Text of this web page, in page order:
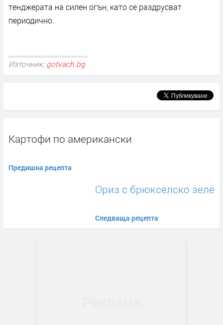
тенджерата на силен огън, като се раздрусват
периодично.
Източник: gotvach.bg
Картофи по американски
Предишна рецепта
Ориз с брюкселско зеле
Следваща рецепта